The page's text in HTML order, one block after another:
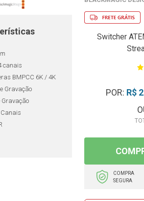
canais
BMPCC 6K / 4K
Gravação
Switcher
POR: R$
COMPRA
SEGURA